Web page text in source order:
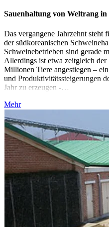
Sauenhaltung von Weltrang in
Das vergangene Jahrzehnt steht
der südkoreanischen
Schweinebetrieben sind gerade
Allerdings ist etwa zeitgleich der
Millionen Tiere angestiegen –
und Produktivitätssteigerungen
Jahr zu erzeugen -…
Mehr